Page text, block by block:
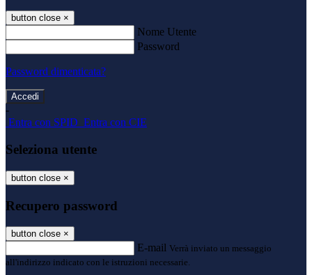
button close ×
Nome Utente
Password
Password dimenticata?
-
Entra con SPID Entra con CIE
Seleziona utente
button close ×
Recupero password
button close ×
E-mail Verrà inviato un messaggio
all'indirizzo indicato con le istruzioni necessarie.